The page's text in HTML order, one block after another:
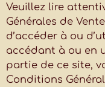
Veuillez lire
Générales de
d’accéder à ou
accédant à ou en
partie de ce site,
Conditions